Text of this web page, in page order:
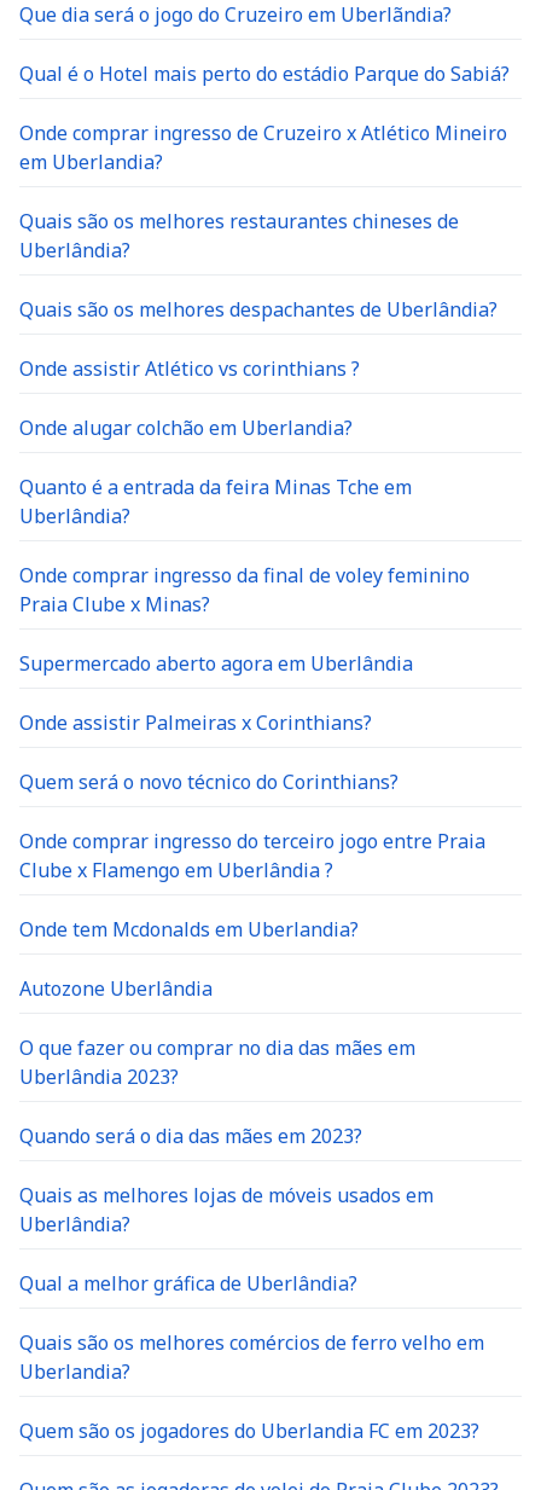
Que dia será o jogo do Cruzeiro em Uberlãndia?
Qual é o Hotel mais perto do estádio Parque do Sabiá?
Onde comprar ingresso de Cruzeiro x Atlético Mineiro
em Uberlandia?
Quais são os melhores restaurantes chineses de
Uberlândia?
Quais são os melhores despachantes de Uberlândia?
Onde assistir Atlético vs corinthians ?
Onde alugar colchão em Uberlandia?
Quanto é a entrada da feira Minas Tche em
Uberlândia?
Onde comprar ingresso da final de voley feminino
Praia Clube x Minas?
Supermercado aberto agora em Uberlândia
Onde assistir Palmeiras x Corinthians?
Quem será o novo técnico do Corinthians?
Onde comprar ingresso do terceiro jogo entre Praia
Clube x Flamengo em Uberlândia ?
Onde tem Mcdonalds em Uberlandia?
Autozone Uberlândia
O que fazer ou comprar no dia das mães em
Uberlândia 2023?
Quando será o dia das mães em 2023?
Quais as melhores lojas de móveis usados em
Uberlândia?
Qual a melhor gráfica de Uberlândia?
Quais são os melhores comércios de ferro velho em
Uberlandia?
Quem são os jogadores do Uberlandia FC em 2023?